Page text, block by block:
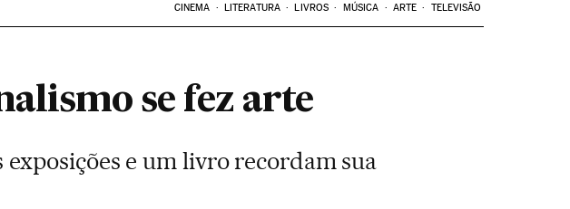
CINEMA LITERATURA LIVROS MÚSICA ARTE TELEVISÃO
se fez arte
exposições e um livro recordam sua